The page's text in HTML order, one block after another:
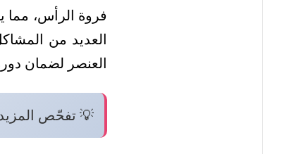
فروة الرأس، مما
العديد من
العنصر لضمان
💡 تفحّص